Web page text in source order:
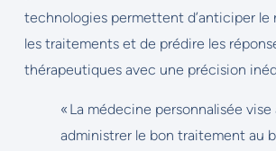
technologies permettent d’anticiper le
les traitements et de prédire les
thérapeutiques avec une précision
« La médecine personnalisée vise
administrer le bon traitement au